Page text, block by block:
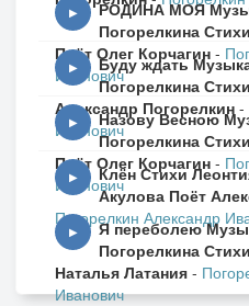
▶
РОДИНА МОЯ
Погорелкина
Поёт Олег Корчагин -
Иванович
▶
Буду ждать
Погорелкина
Александр Погорелкин -
Иванович
▶
Назову Весною
Погорелкина
Поёт Олег Корчагин -
Иванович
▶
Клён Стихи
Акулова Поёт
Погорелкин Александр
▶
Я переболею
Погорелкина
Наталья Латания -
Иванович